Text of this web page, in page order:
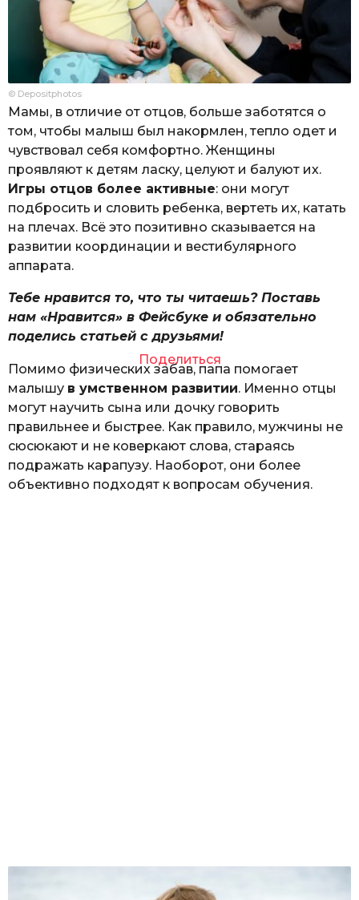
© Depositphotos
Мамы, в отличие от отцов, больше заботятся о
том, чтобы малыш был накормлен, тепло одет и
чувствовал себя комфортно. Женщины
проявляют к детям ласку, целуют и балуют их.
Игры отцов более активные: они могут
подбросить и словить ребенка, вертеть их, катать
на плечах. Всё это позитивно сказывается на
развитии координации и вестибулярного
аппарата.
Тебе нравится то, что ты читаешь? Поставь
нам «Нравится» в Фейсбуке и обязательно
поделись статьей с друзьями!
Поделиться
Помимо физических забав, папа помогает
малышу в умственном развитии. Именно отцы
могут научить сына или дочку говорить
правильнее и быстрее. Как правило, мужчины не
сюсюкают и не коверкают слова, стараясь
подражать карапузу. Наоборот, они более
объективно подходят к вопросам обучения.